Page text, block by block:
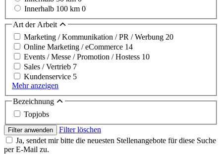
Innerhalb 100 km 0
Art der Arbeit
Marketing / Kommunikation / PR / Werbung 20
Online Marketing / eCommerce 14
Events / Messe / Promotion / Hostess 10
Sales / Vertrieb 7
Kundenservice 5
Mehr anzeigen
Bezeichnung
Topjobs
Filter anwenden
Filter löschen
Ja, sendet mir bitte die neuesten Stellenangebote für diese Suche
per E-Mail zu.